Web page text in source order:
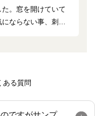
。窓を開けていて
ならない事、刺繍
ある質問